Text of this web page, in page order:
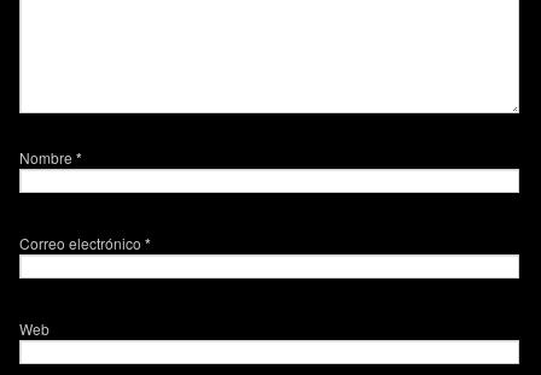
Nombre *
Correo electrónico *
Web